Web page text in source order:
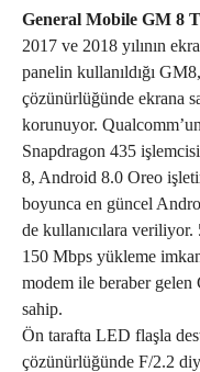
General Mobile GM 8
2017 ve 2018 yılının
panelin kullanıldığı
çözünürlüğünde ekrana
korunuyor.
Snapdragon 435
8, Android 8.0 Oreo
boyunca en güncel
de kullanıcılara
150 Mbps yükleme
modem ile beraber
sahip.
Ön tarafta LED flaşla
çözünürlüğünde F/2.2